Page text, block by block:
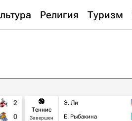
Религия Туризм
2
0
Теннис
Завершен
Э. Ли
Е. Рыбакина